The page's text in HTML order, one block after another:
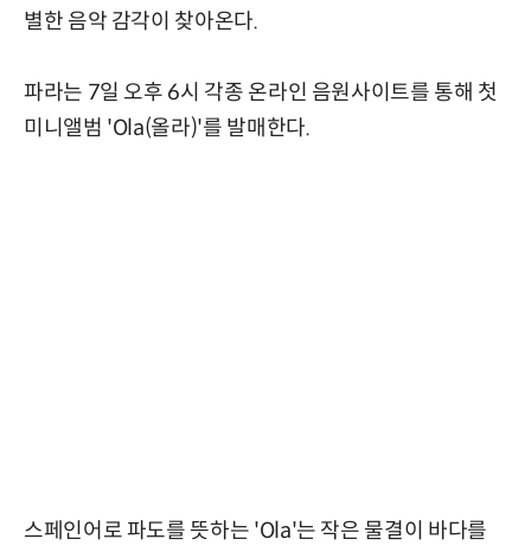
별한 음악 감각이 찾아온다.
파라는 7일 오후 6시 각종 온라인 음원사이트를 통해 첫
미니앨범 'Ola(올라)'를 발매한다.
스페인어로 파도를 뜻하는 'Ola'는 작은 물결이 바다를